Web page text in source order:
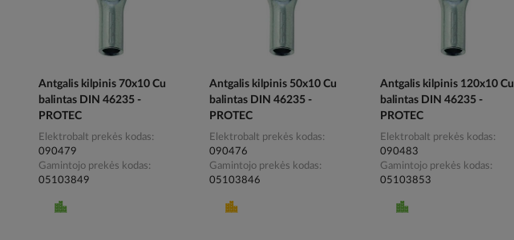
Antgalis kilpinis 70x10 Cu
balintas DIN 46235 -
PROTEC
Elektrobalt prekės kodas
090479
Gamintojo prekės kodas
05103849
Antgalis kilpinis 50x10 Cu
balintas DIN 46235 -
PROTEC
Elektrobalt prekės kodas
090476
Gamintojo prekės kodas
05103846
Antgalis kilpinis 120x10 Cu
balintas DIN 46235 -
PROTEC
Elektrobalt prekės kodas
090483
Gamintojo prekės kodas
05103853